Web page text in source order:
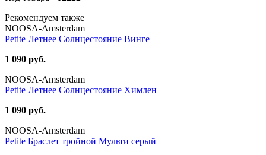
Рекомендуем также
NOOSA-Amsterdam
Petite Летнее Солнцестояние Винге
1 090 руб.
NOOSA-Amsterdam
Petite Летнее Солнцестояние Химлен
1 090 руб.
NOOSA-Amsterdam
Petite Браслет тройной Мульти серый